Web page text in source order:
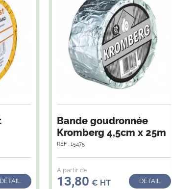
DÉTAIL
Bande goudronnée
Kromberg 4,5cm x 25m
RÉF : 15475
A partir de
13,80 € HT DÉTAIL